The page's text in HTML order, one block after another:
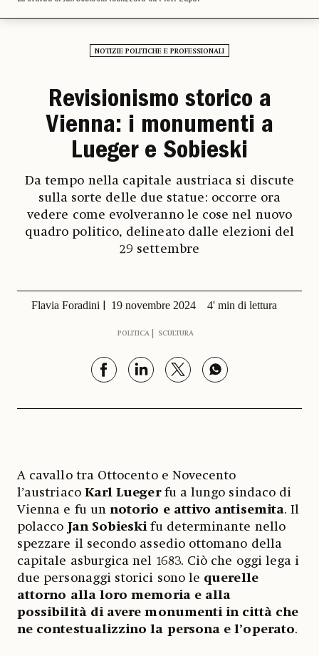
NOTIZIE POLITICHE E PROFESSIONALI
Revisionismo storico a
Vienna: i monumenti a
Lueger e Sobieski
Da tempo nella capitale austriaca si discute
sulla sorte delle due statue: occorre ora
vedere come evolveranno le cose nel nuovo
quadro politico, delineato dalle elezioni del
29 settembre
Flavia Foradini 19 novembre 2024 4' min di lettura
POLITICA SCULTURA
A cavallo tra Ottocento e Novecento
l’austriaco Karl Lueger fu a lungo sindaco di
Vienna e fu unnotorio e attivo antisemita. Il
polacco Jan Sobieskifu determinante nello
spezzare il secondo assedio ottomano della
capitale asburgica nel 1683. Ciò che oggi lega i
due personaggi storici sono le querelle
attorno alla loro memoria e alla
possibilità di avere monumenti in città che
ne contestualizzino la persona e l’operato.